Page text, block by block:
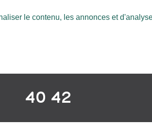
le contenu, les annonces et
40 42